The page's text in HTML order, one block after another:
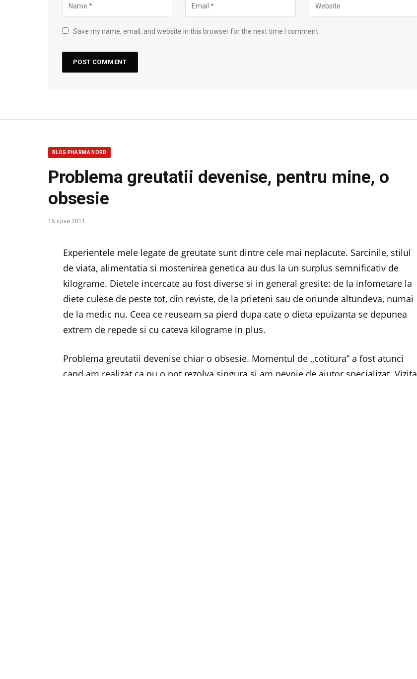
Save my name, email, and website in this browser for the next time I comment.
BLOG PHARMA NORD
Problema greutatii devenise, pentru mine, o
obsesie
15 iunie 2011
Experientele mele legate de greutate sunt dintre cele mai neplacute. Sarcinile, stilul
de viata, alimentatia si mostenirea genetica au dus la un surplus semnificativ de
kilograme. Dietele incercate au fost diverse si in general gresite: de la infometare la
diete culese de peste tot, din reviste, de la prieteni sau de oriunde altundeva, numai
de la medic nu. Ceea ce reuseam sa pierd dupa cate o dieta epuizanta se depunea
extrem de repede si cu cateva kilograme in plus.
Problema greutatii devenise chiar o obsesie. Momentul de ,,cotitura” a fost atunci
cand am realizat ca nu o pot rezolva singura si am nevoie de ajutor specializat. Vizita